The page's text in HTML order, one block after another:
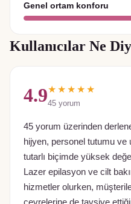
Genel ortam konforu
Kullanıcılar Ne
4.9★★★★★
45 yorum
45 yorum üzerinden
hijyen, personel tutumu ve
tutarlı biçimde yüksek
Lazer epilasyon ve cilt
hizmetler olurken,